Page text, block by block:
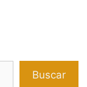
Buscar